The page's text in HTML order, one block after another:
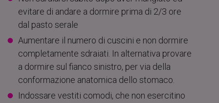
evitare di andare a dormire prima di 2/3 ore
dal pasto serale
Aumentare il numero di cuscini e non dormire
completamente sdraiati. In alternativa provare
a dormire sul fianco sinistro, per via della
conformazione anatomica dello stomaco.
Indossare vestiti comodi, che non esercitino